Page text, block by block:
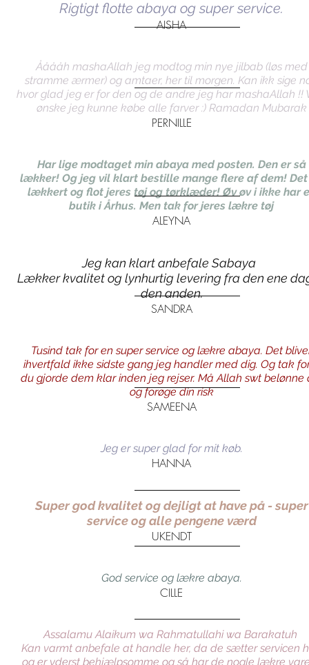
Rigtigt flotte abaya og super service.
AISHA
Ååååh mashaAllah jeg modtog min nye jilbab (løs med
stramme ærmer) og amtaer, her til morgen. Kan ikk sige
hvor glad jeg er for den og de andre jeg har mashaAllah !!
ønske jeg kunne købe alle farver :) Ramadan Mubarak
PERNILLE
Har lige modtaget min abaya med posten. Den er så
lækker! Og jeg vil klart bestille mange flere af dem!
lækkert og flot jeres tøj og tørklæder! Øv øv i ikke har
butik i Århus. Men tak for jeres lækre tøj
ALEYNA
Jeg kan klart anbefale Sabaya
Lækker kvalitet og lynhurtig levering fra den ene
den anden.
SANDRA
Tusind tak for en super service og lækre abaya. Det
ihvertfald ikke sidste gang jeg handler med dig. Og tak
du gjorde dem klar inden jeg rejser. Må Allah swt belønne
og forøge din risk
SAMEENA
Jeg er super glad for mit køb.
HANNA
Super god kvalitet og dejligt at have på - super
service og alle pengene værd
UKENDT
God service og lækre abaya.
CILLE
Assalamu Alaikum wa Rahmatullahi wa Barakatuh
Kan varmt anbefale at handle her, da de sætter servicen
og er yderst behjælpsomme og så har de nogle lækre